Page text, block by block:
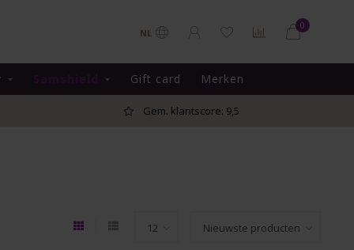
NL
0
Gift card Merken
Gem. klantscore: 9,5